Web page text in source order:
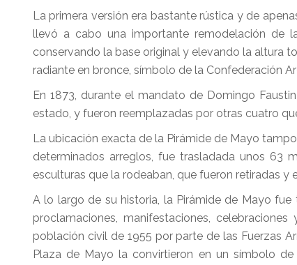
La primera versión era bastante rústica y de
llevó a cabo una importante remodelación de
conservando la base original y elevando la altura
radiante en bronce, símbolo de la Confederación
En 1873, durante el mandato de Domingo
estado, y fueron reemplazadas por otras cuatro
La ubicación exacta de la Pirámide de Mayo
determinados arreglos, fue trasladada unos 63
esculturas que la rodeaban, que fueron retiradas y
A lo largo de su historia, la Pirámide de Mayo
proclamaciones, manifestaciones,
población civil de 1955 por parte de las Fuerzas
Plaza de Mayo la convirtieron en un símbolo